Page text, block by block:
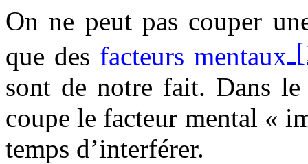
On ne peut pas couper
que des facteurs mentaux
sont de notre fait. Dans
coupe le facteur mental «
temps d’interférer.